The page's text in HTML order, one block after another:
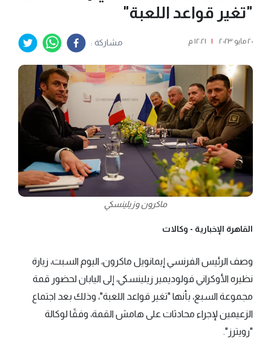
"تغير قواعد اللعبة"
٢٠ مايو ٢٠٢٣ | ١٢:٢١ م مشاركة :
ماكرون وزيلينسكي
القاهرة الإخبارية - وكالات
وصف الرئيس الفرنسي إيمانويل ماكرون، اليوم السبت، زيارة
نظيره الأوكراني فولوديمير زيلينسكي، إلى اليابان لحضور قمة
مجموعة السبع، بأنها "تغير قواعد اللعبة"، وذلك بعد اجتماع
الزعيمين لإجراء محادثات على هامش القمة، وفقًا لوكالة
"رويترز".